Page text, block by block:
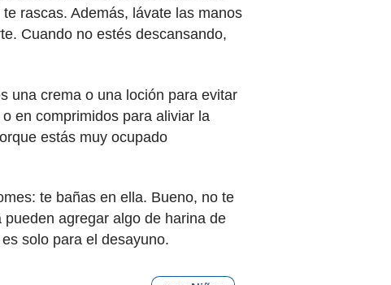
rascas. Además, lávate las manos
Cuando no estés descansando,
una crema o una loción para evitar
en comprimidos para aliviar la
estás muy ocupado
te bañas en ella. Bueno, no te
agregar algo de harina de
solo para el desayuno.